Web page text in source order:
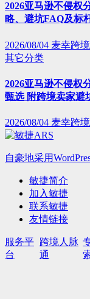
2026亚马逊不侵权
略、避坑FAQ及标
2026/08/04 麦幸跨
其它分类
2026亚马逊不侵权
甄选 附跨境卖家避
2026/08/04 麦幸跨
自豪地采用
敏捷简介
加入敏捷
联系敏捷
友情链接
服务平
台
跨境人脉
通